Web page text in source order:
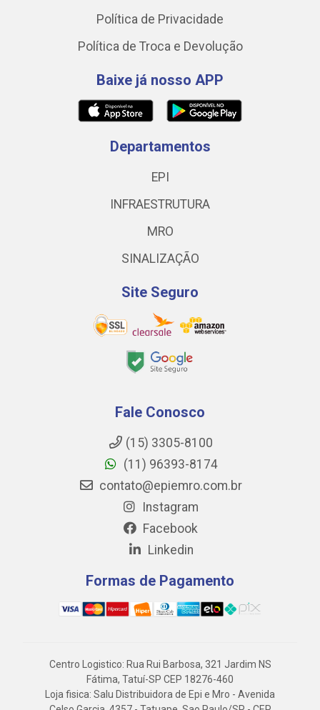
Política de Privacidade
Política de Troca e Devolução
Baixe já nosso APP
Departamentos
EPI
INFRAESTRUTURA
MRO
SINALIZAÇÃO
Site Seguro
Fale Conosco
(15) 3305-8100
(11) 96393-8174
contato@epiemro.com.br
Instagram
Facebook
Linkedin
Formas de Pagamento
Centro Logistico: Rua Rui Barbosa, 321 Jardim NS
Fátima, Tatuí-SP CEP 18276-460
Loja fisica: Salu Distribuidora de Epi e Mro - Avenida